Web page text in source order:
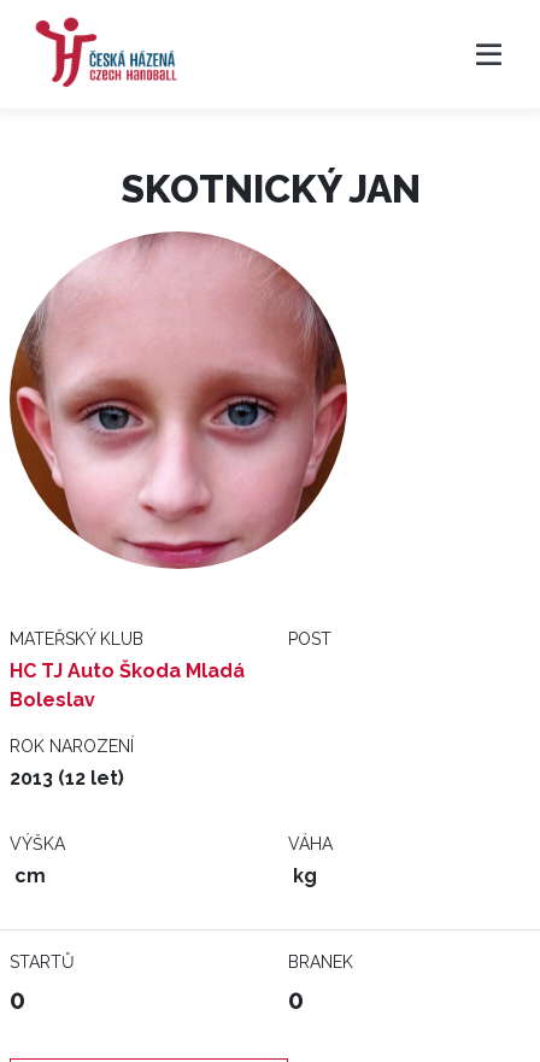
SKOTNICKÝ JAN
MATEŘSKÝ KLUB
HC TJ Auto Škoda Mladá
Boleslav
POST
ROK NAROZENÍ
2013 (12 let)
VÝŠKA
cm
VÁHA
kg
STARTŮ
0
BRANEK
0